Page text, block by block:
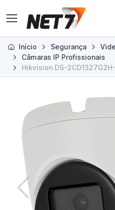
Início Segurança
Câmaras IP Profissionais
Hikvision DS-